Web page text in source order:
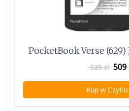
PocketBook Verse
529 zł 509
Kup w